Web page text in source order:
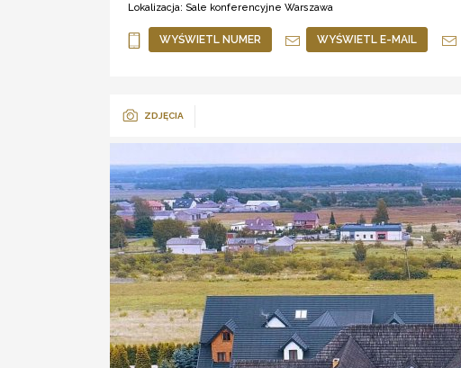
Lokalizacja: Sale konferencyjne Warszawa
WYŚWIETL NUMER WYŚWIETL E-MAIL
ZDJĘCIA